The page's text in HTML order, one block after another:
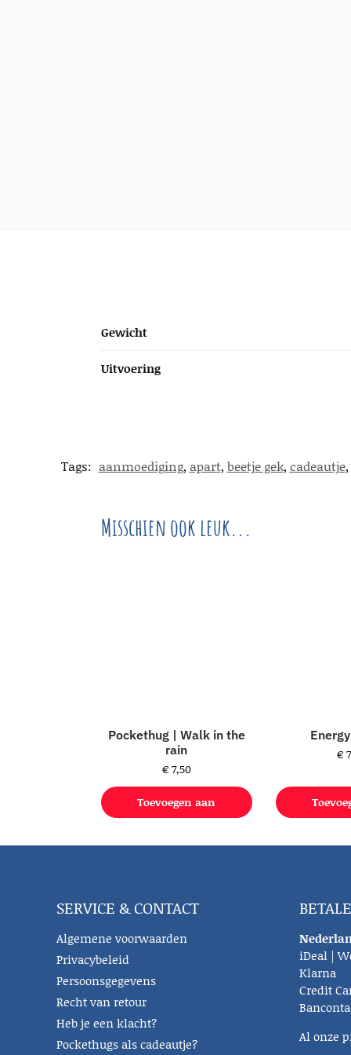
Gewicht
Uitvoering
Tags: aanmoediging, apart, beetje gek, cadeautje,
Misschien ook leuk...
Pockethug | Walk in the
rain
€7,50
Toevoegen aan
€
SERVICE & CONTACT
Algemene voorwaarden
Privacybeleid
Persoonsgegevens
Recht van retour
Heb je een klacht?
Pockethugs als cadeautje?
iDeal |
Klarna
Credit
Al onze